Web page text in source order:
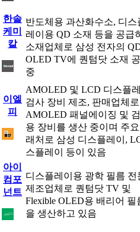
한솔
케미
칼
반도체용 과산화수소, 디스
레이용 QD 소재 등을 공급
소재업체로 삼성 전자의
OLED TV에 퀀텀닷 소재
중
이엘
피
AMOLED 및 LCD 디스플레
검사 장비 제조, 판매업체로
AMOLED 패널에이징 및
용 장비를 생산 중이며 주요
래처로 삼성 디스플레이,
스플레이 등이 있음
아이
컴포
넌트
디스플레이용 광학 필름 전
제조업체로 퀀텀닷 TV 및
Flexible OLED용 배리어 필
을 생산하고 있음